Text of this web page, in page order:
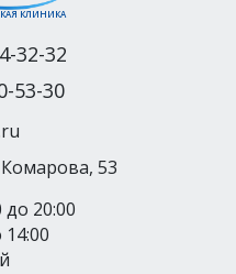
КЛИНИКА
32-32
53-30
Комарова, 53
20:00
14:00